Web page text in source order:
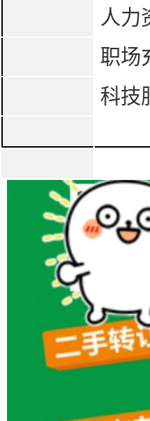
人力
职场
科技